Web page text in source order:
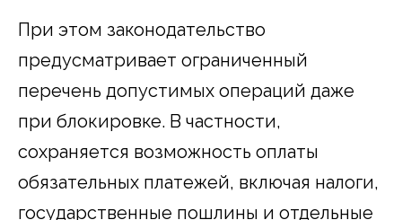
При этом законодательство
предусматривает ограниченный
перечень допустимых операций даже
при блокировке. В частности,
сохраняется возможность оплаты
обязательных платежей, включая налоги,
государственные пошлины и отдельные